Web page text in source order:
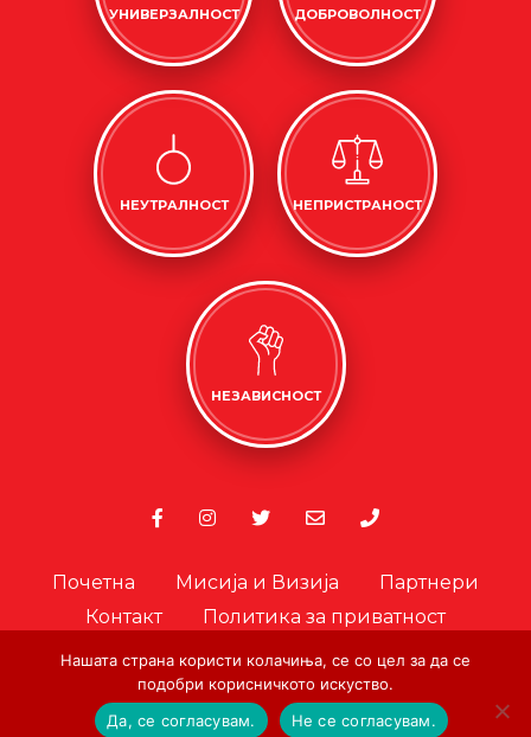
УНИВЕРЗАЛНОСТ ДОБРОВОЛНОСТ
НЕУТРАЛНОСТ НЕПРИСТРАНОСТ
НЕЗАВИСНОСТ
Почетна Мисија и Визија
Партнери
Контакт
Политика за приватност
Политика за колачиња
Офицер за лични податоци
Нашата страна користи колачиња, се со цел за да се
подобри корисничкото искуство.
Да, се согласувам.
Не се согласувам.